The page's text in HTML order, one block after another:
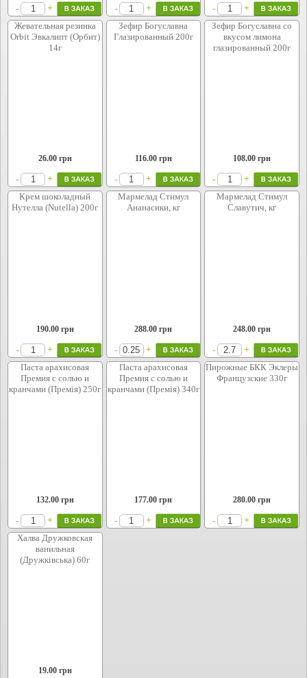
- + - + -
+
Жевательная резинка
Orbit Эвкалипт (Орбит)
14г
26.00грн
- +
Зефир Богуславна
Глазированный 200г
116.00грн
- +
Зефир Богуславна со
вкусом лимона
глазированный 200г
108.00 грн
-
+
Крем шоколадный
Нутелла (Nutella) 200г
190.00грн
- +
Мармелад Стимул
Ананасики, кг
288.00 грн
- +
Мармелад Стимул
Славутич, кг
248.00 грн
-
+
Паста арахисовая
Премия с солью и
кранчами (Премія) 250г
132.00грн
- +
Паста арахисовая
Премия с солью и
кранчами (Премія) 340г
177.00 грн
- +
Пирожные БКК Эклеры
Французские 330г
280.00 грн
-
+
Халва Дружковская
ванильная
(Дружківська) 60г
19.00грн